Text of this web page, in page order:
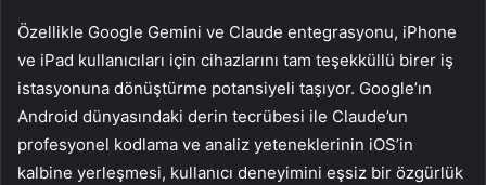
Özellikle Google Gemini ve Claude entegrasyonu, iPhone
ve iPad kullanıcıları için cihazlarını tam teşekküllü birer iş
istasyonuna dönüştürme potansiyeli taşıyor. Google’ın
Android dünyasındaki derin tecrübesi ile Claude’un
profesyonel kodlama ve analiz yeteneklerinin iOS’in
kalbine yerleşmesi, kullanıcı deneyimini eşsiz bir özgürlük